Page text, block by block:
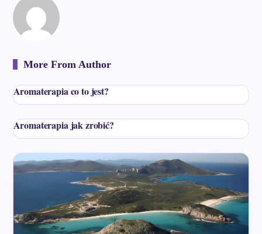
More From Author
Aromaterapia co to jest?
Aromaterapia jak zrobić?